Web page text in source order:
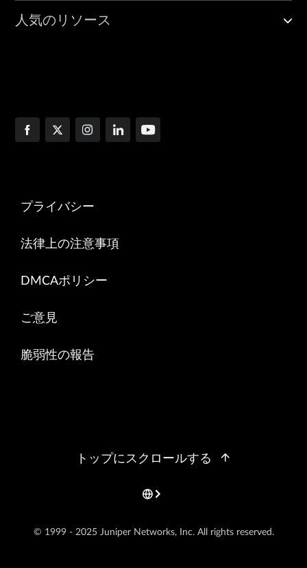
人気のリソース
プライバシー
法律上の注意事項
DMCAポリシー
ご意見
脆弱性の報告
© 1999 - 2025 Juniper Networks, Inc. All rights reserved.
トップにスクロールする